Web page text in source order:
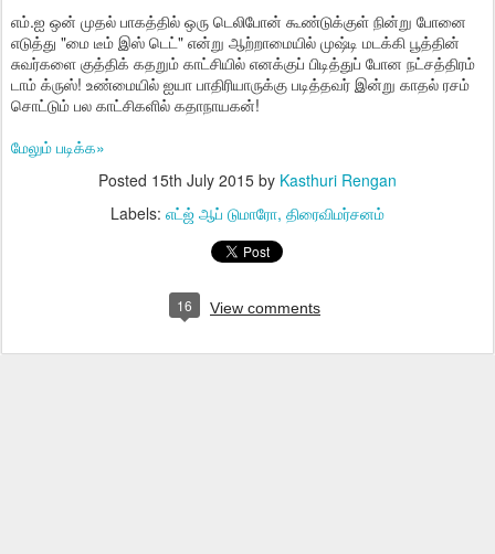
எம்.ஐ ஒன் முதல் பாகத்தில் ஒரு டெலிபோன் கூண்டுக்குள் நின்று போனை
எடுத்து "மை டீம் இஸ் டெட்" என்று ஆற்றாமையில் முஷ்டி மடக்கி பூத்தின்
சுவர்களை குத்திக் கதறும் காட்சியில் எனக்குப் பிடித்துப் போன நட்சத்திரம்
டாம் க்ருஸ்! உண்மையில் ஐயா பாதிரியாருக்கு படித்தவர் இன்று காதல் ரசம்
சொட்டும் பல காட்சிகளில் கதாநாயகன்!
மேலும் படிக்க»
Posted 15th July 2015 by Kasthuri Rengan
Labels: எட்ஜ் ஆப் டுமாரோ திரைவிமர்சனம்
16 View comments